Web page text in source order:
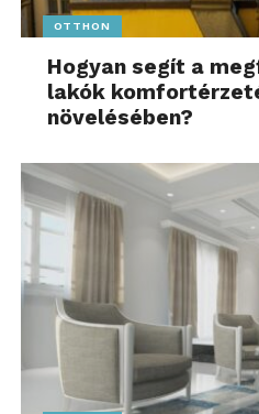
OTTHON
Hogyan segít a
lakók
növelésében?